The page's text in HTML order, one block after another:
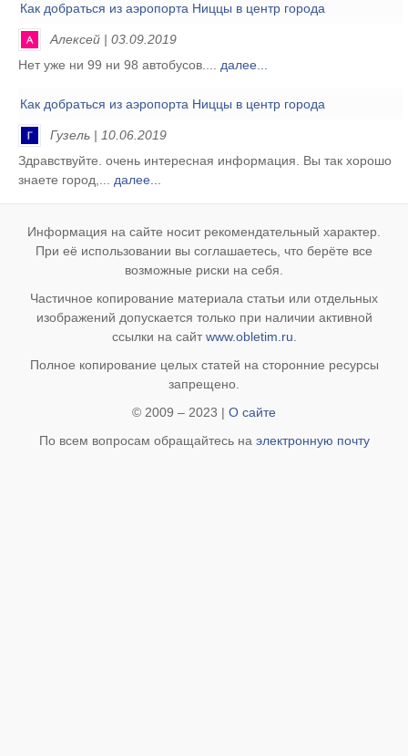
Как добраться из аэропорта Ниццы в центр города
Алексей | 03.09.2019
Нет уже ни 99 ни 98 автобусов.... далее...
Как добраться из аэропорта Ниццы в центр города
Гузель | 10.06.2019
Здравствуйте. очень интересная информация. Вы так хорошо
знаете город,... далее...
Информация на сайте носит рекомендательный характер.
При её использовании вы соглашаетесь, что берёте все
возможные риски на себя.
Частичное копирование материала статьи или отдельных
изображений допускается только при наличии активной
ссылки на сайт www.obletim.ru
Полное копирование целых статей на сторонние ресурсы
запрещено.
© 2009 – 2023 | О сайте
По всем вопросам обращайтесь на электронную почту